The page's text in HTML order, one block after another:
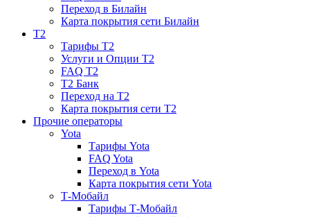
Переход в Билайн
Карта покрытия сети Билайн
T2
Тарифы T2
Услуги и Опции T2
FAQ T2
T2 Банк
Переход на T2
Карта покрытия сети T2
Прочие операторы
Yota
Тарифы Yota
FAQ Yota
Переход в Yota
Карта покрытия сети Yota
Т-Мобайл
Тарифы Т-Мобайл